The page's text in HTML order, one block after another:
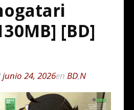
[BD]
junio 24, 2026en BD,N